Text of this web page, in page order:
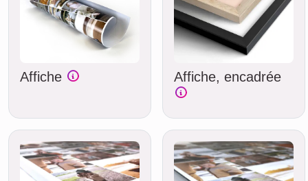
Affiche Affiche, encadrée